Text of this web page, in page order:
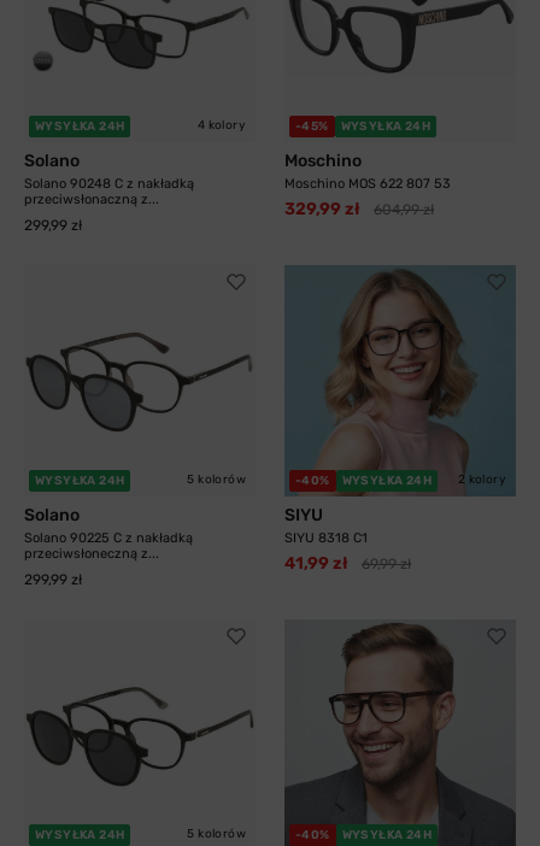
WYSYŁKA 24H 4 kolory
Solano
Solano 90248 C z nakładką
przeciwsłonaczną z...
299,99 zł
-45% WYSYŁKA 24H
Moschino
Moschino MOS 622 807 53
329,99 zł 604,99 zł
WYSYŁKA 24H 5 kolorów
Solano
Solano 90225 C z nakładką
przeciwsłoneczną z...
299,99 zł
-40% WYSYŁKA 24H 2 kolory
SIYU
SIYU 8318 C1
41,99 zł 69,99 zł
WYSYŁKA 24H 5 kolorów -40% WYSYŁKA 24H